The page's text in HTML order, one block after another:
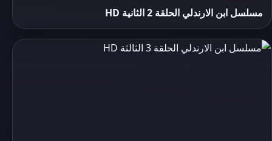
مسلسل ابن الارندلي الحلقة 2 الثانية HD